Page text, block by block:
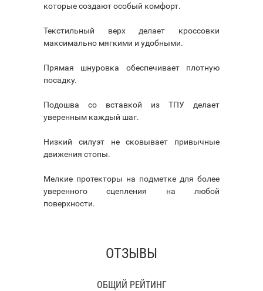
которые создают особый комфорт.
Текстильный верх делает кроссовки
максимально мягкими и удобными.
Прямая шнуровка обеспечивает плотную
посадку.
Подошва со вставкой из ТПУ делает
уверенным каждый шаг.
Низкий силуэт не сковывает привычные
движения стопы.
Мелкие протекторы на подметке для более
уверенного сцепления на любой
поверхности.
ОТЗЫВЫ
ОБЩИЙ РЕЙТИНГ